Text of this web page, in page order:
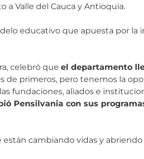
a Valle del Cauca y Antioquia.
educativo que apuesta por la
celebró que el departamento
de primeros, pero tenemos la
fundaciones, aliados e
Pensilvania con sus
cambiando vidas y